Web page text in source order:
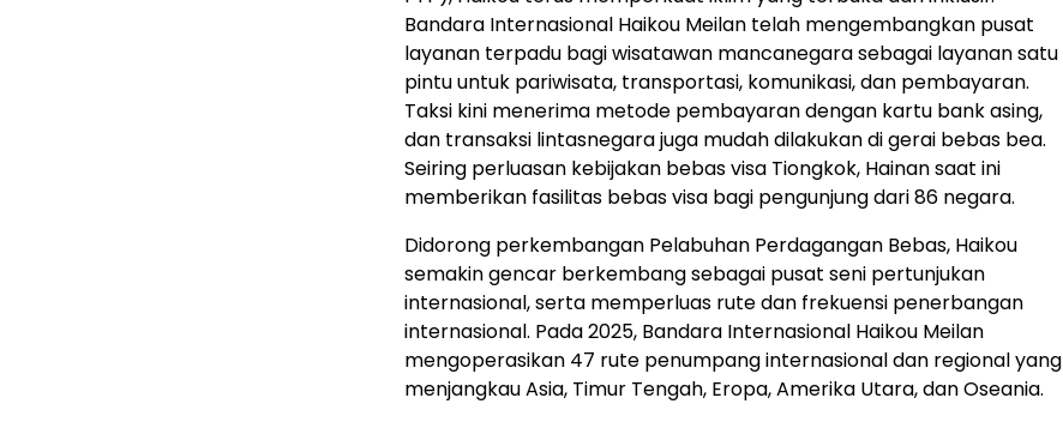
Bandara Internasional Haikou Meilan telah mengembangkan pusat
layanan terpadu bagi wisatawan mancanegara sebagai layanan satu
pintu untuk pariwisata, transportasi, komunikasi, dan pembayaran.
Taksi kini menerima metode pembayaran dengan kartu bank asing,
dan transaksi lintasnegara juga mudah dilakukan di gerai bebas bea.
Seiring perluasan kebijakan bebas visa Tiongkok, Hainan saat ini
memberikan fasilitas bebas visa bagi pengunjung dari 86 negara.
Didorong perkembangan Pelabuhan Perdagangan Bebas, Haikou
semakin gencar berkembang sebagai pusat seni pertunjukan
internasional, serta memperluas rute dan frekuensi penerbangan
internasional. Pada 2025, Bandara Internasional Haikou Meilan
mengoperasikan 47 rute penumpang internasional dan regional yang
menjangkau Asia, Timur Tengah, Eropa, Amerika Utara, dan Oseania.